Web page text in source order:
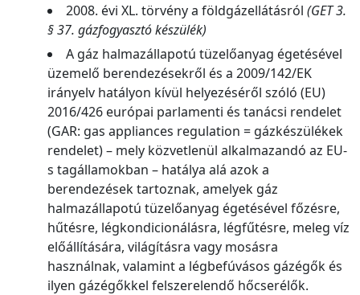
2008. évi XL. törvény a földgázellátásról (GET 3.
§ 37. gázfogyasztó készülék)
A gáz halmazállapotú tüzelőanyag égetésével
üzemelő berendezésekről és a 2009/142/EK
irányelv hatályon kívül helyezéséről szóló (EU)
2016/426 európai parlamenti és tanácsi rendelet
(GAR: gas appliances regulation = gázkészülékek
rendelet) – mely közvetlenül alkalmazandó az EU-
s tagállamokban – hatálya alá azok a
berendezések tartoznak, amelyek gáz
halmazállapotú tüzelőanyag égetésével főzésre,
hűtésre, légkondicionálásra, légfűtésre, meleg víz
előállítására, világításra vagy mosásra
használnak, valamint a légbefúvásos gázégők és
ilyen gázégőkkel felszerelendő hőcserélők.